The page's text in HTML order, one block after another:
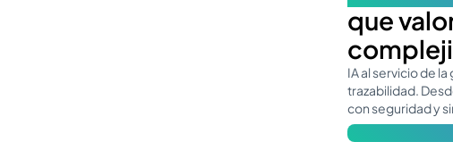
que
IA al servicio de
trazabilidad.
con seguridad y
Obtén más